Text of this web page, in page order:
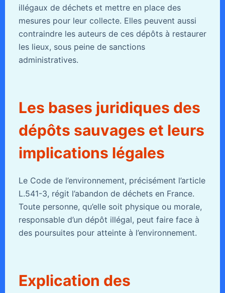
illégaux de déchets et mettre en place des
mesures pour leur collecte. Elles peuvent aussi
contraindre les auteurs de ces dépôts à restaurer
les lieux, sous peine de sanctions
administratives.
Les bases juridiques des
dépôts sauvages et leurs
implications légales
Le Code de l’environnement, précisément l’article
L.541-3, régit l’abandon de déchets en France.
Toute personne, qu’elle soit physique ou morale,
responsable d’un dépôt illégal, peut faire face à
des poursuites pour atteinte à l’environnement.
Explication des